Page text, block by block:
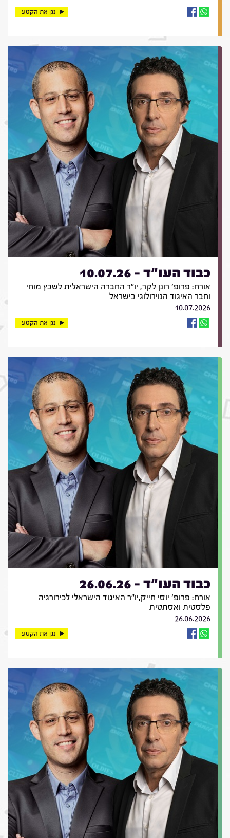
נגן את הקטע
כבוד העו"ד - 10.07.26
אורח: פרופ' רונן לקר, יו"ר החברה הישראלית לשבץ מוחי
וחבר האיגוד הנוירולוגי בישראל
10.07.2026
נגן את הקטע
כבוד העו"ד - 26.06.26
אורח: פרופ' יוסי חייק,יו"ר האיגוד הישראלי לכירורגיה
פלסטית ואסתטית
26.06.2026
נגן את הקטע